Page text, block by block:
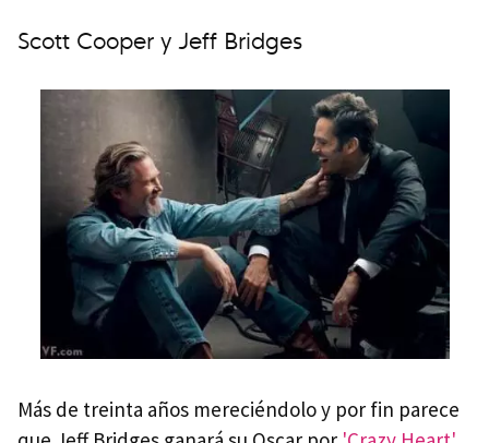
Scott Cooper y Jeff Bridges
Más de treinta años mereciéndolo y por fin parece